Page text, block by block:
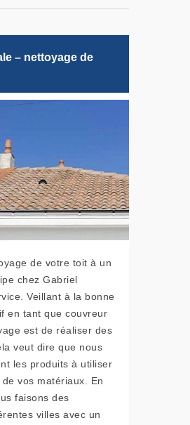
– nettoyage de
de votre toit à un
chez Gabriel
Veillant à la bonne
en tant que couvreur
est de réaliser des
veut dire que nous
les produits à utiliser
vos matériaux. En
faisons des
villes avec un